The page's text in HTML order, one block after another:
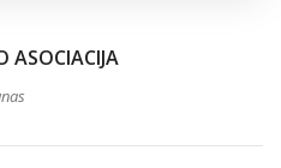
ASOCIACIJA